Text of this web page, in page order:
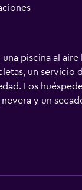
piscina al
un servicio
Los
y un
Kerferd Hotel
Aeropuerto de